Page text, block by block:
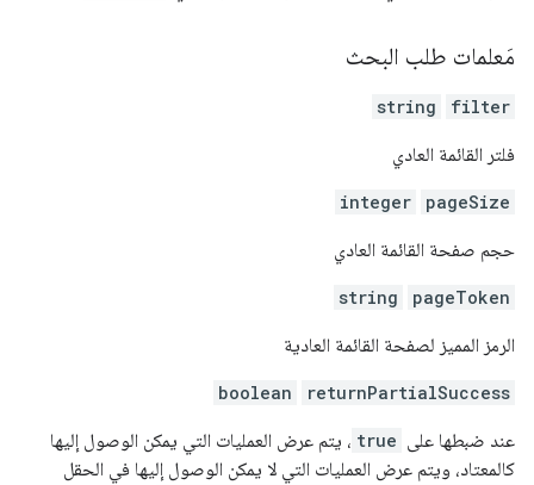
مَعلمات طلب البحث
filter
string
فلتر القائمة العادي
pageSize
integer
حجم صفحة القائمة العادي
pageToken
string
الرمز المميز لصفحة القائمة العادية
returnPartialSuccess
boolean
عند ضبطها على true ، يتم عرض العمليات التي يمكن الوصول إليها
كالمعتاد، ويتم عرض العمليات التي لا يمكن الوصول إليها في الحقل